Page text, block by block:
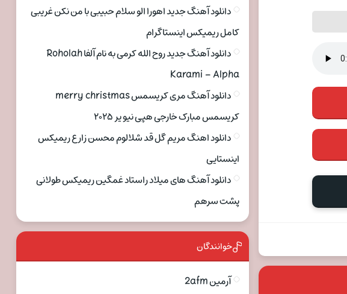
دانلود آهنگ جدید اهورا الو سلام حبیبی با من نکن غریبی
کامل ریمیکس اینستاگرام
دانلود آهنگ جدید روح الله کرمی به نام آلفا Roholah
Karami – Alpha
دانلود آهنگ مری کریسمس merry christmas
کریسمس مبارک خارجی هپی نیو یر ۲۰۲۵
دانلود اهنگ مریم گل قد شلالوم محسن زارع ریمیکس
اینستایی
دانلود آهنگ های میلاد راستاد غمگین ریمیکس طولانی
پشت سرهم
خوانندگان
آرمین 2afm